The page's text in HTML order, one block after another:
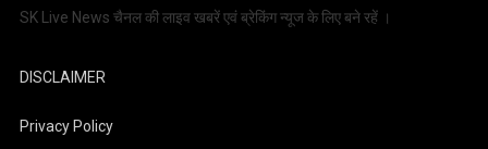
SK Live News चैनल की लाइव खबरें एवं ब्रेकिंग न्यूज के लिए बने रहें ।
DISCLAIMER
Privacy Policy